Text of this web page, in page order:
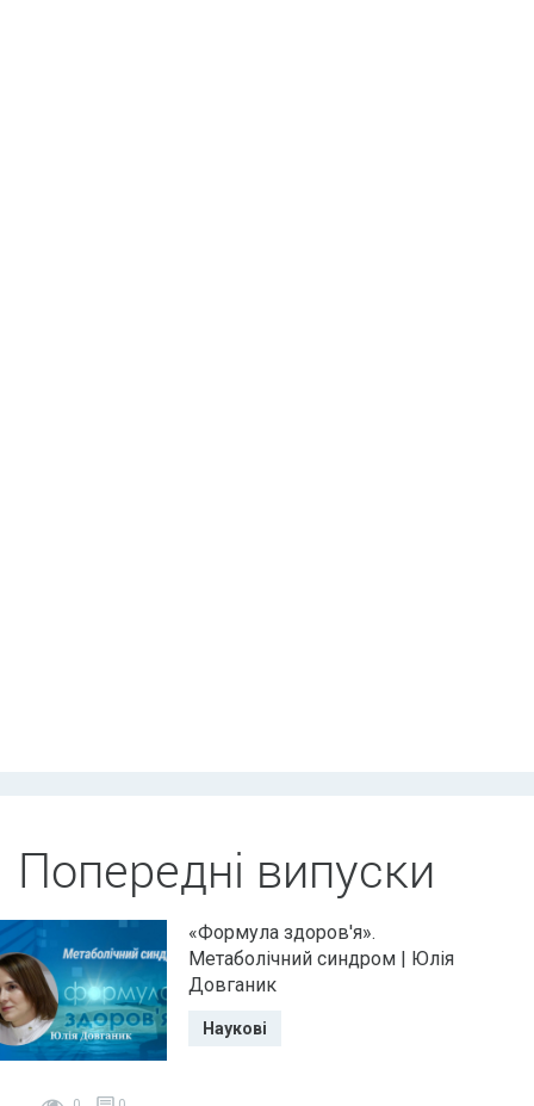
Попередні випуски
«Формула здоров'я».
Метаболічний синдром | Юлія
Довганик
Наукові